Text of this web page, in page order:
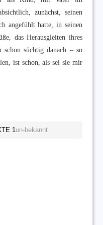
zunächst, seinen
angefühlt hatte, in seinen
das Herausgleiten ihres
süchtig danach – so
ist schon, als sei sie mir
1un-bekannt